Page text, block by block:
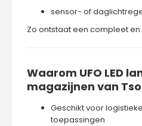
sensor- of
Zo ontstaat een compleet
Waarom UFO LED
magazijnen van
Geschikt voor
toepassingen